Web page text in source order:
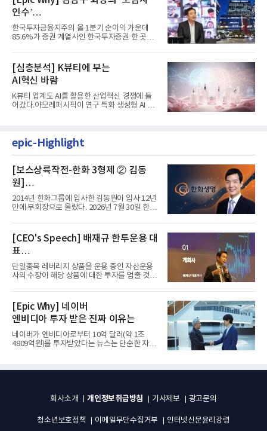
인수’
발걸음이 신중해진 배경은?
한국투자금융지주의 올 1분기 순이익 가운데
85.6%가 증권 계열사인 한국투자증권 한 곳에
[심층분석] K뷰티에 부는
AI혁신 바람
K뷰티 업계도 AI를 활용한 산업혁신 경쟁에 들
어갔다.아모레퍼시픽이 연구 특화 생성형 AI 플
epic-Highlight
[보스상륙작전-한화 3형제 ② 김동
원]
입사 12년 만에 금융계열 수장 등극
2014년 한화그룹에 입사한 김동원이 입사 12년
만에 부회장으로 올랐다. 2026년 7월 30일 한화
[CEO's Speech] 배재규 한투운용 대
표
“개별종목 레버리지 투자 지금이라도
멈춰라”
단일종목 레버리지 상품을 운용 중인 자산운용
사의 수장이 해당 상품에 대한 투자를 멈출 것을
[Epic Why] 네이버
엔비디아 투자 받은 진짜 이유는
네이버가 엔비디아로부터 10억 달러(약 1조
4809억원)를 투자받았다는 뉴스는 단순한 자금
회사소개 개인정보취급방침 기사제보 광고문의
청소년보호정책 이메일무단수집거부 인터넷신문윤리강령